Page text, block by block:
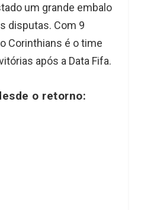
um grande embalo
disputas. Com 9
Corinthians é o time
após a Data Fifa.
o retorno: